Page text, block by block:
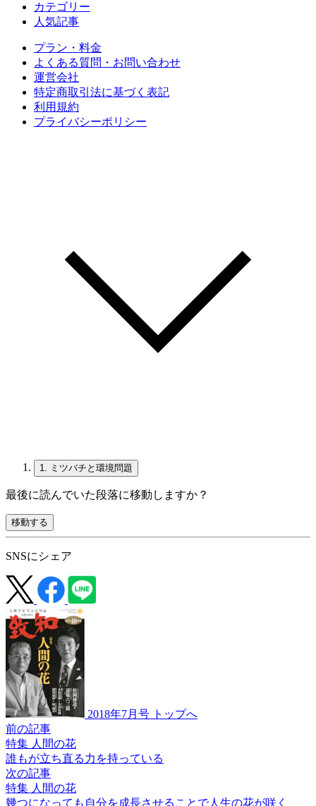
カテゴリー
人気記事
プラン・料金
よくある質問・お問い合わせ
運営会社
特定商取引法に基づく表記
利用規約
プライバシーポリシー
1. ミツバチと環境問題
最後に読んでいた段落に移動しますか？
移動する
SNSにシェア
2018年7月号 トップへ
前の記事
特集 人間の花
誰もが立ち直る力を持っている
次の記事
特集 人間の花
幾つになっても自分を成長させることで人生の花が咲く